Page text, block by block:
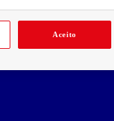
Aceito